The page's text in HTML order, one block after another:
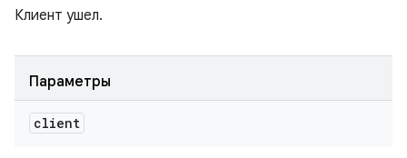
Клиент ушел.
Параметры
client